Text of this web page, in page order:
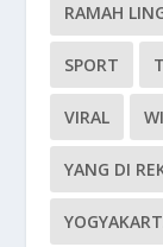
RAMAH
SPORT
VIRAL
YANG DI